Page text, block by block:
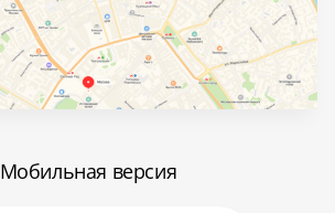
Мобильная версия